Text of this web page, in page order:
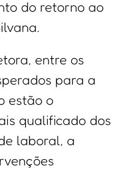
do retorno ao
entre os
para a
estão o
qualificado dos
laboral, a